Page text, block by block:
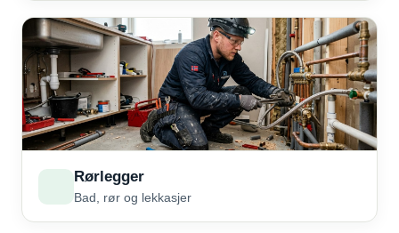
Rørlegger
Bad, rør og lekkasjer